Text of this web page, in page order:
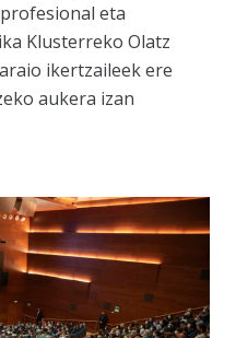
eta
Klusterreko Olatz
ikertzaileek ere
aukera izan